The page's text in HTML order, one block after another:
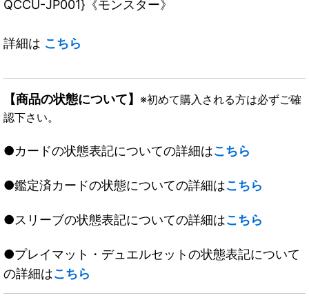
QCCU-JP001}《モンスター》
詳細は こちら
【商品の状態について】 ※初めて購入される方は必ずご確
認下さい。
●カードの状態表記についての詳細はこちら
●鑑定済カードの状態についての詳細はこちら
●スリーブの状態表記についての詳細はこちら
●プレイマット・デュエルセットの状態表記について
の詳細はこちら